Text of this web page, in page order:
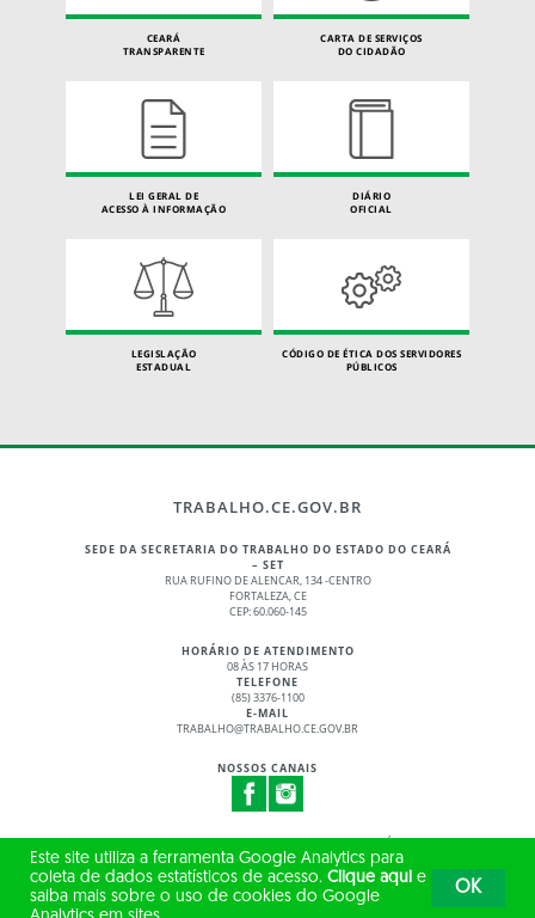
CEARÁ
TRANSPARENTE
CARTA DE SERVIÇOS
DO CIDADÃO
LEI GERAL DE
ACESSO À INFORMAÇÃO
DIÁRIO
OFICIAL
LEGISLAÇÃO
ESTADUAL
CÓDIGO DE ÉTICA DOS SERVIDORES
PÚBLICOS
TRABALHO.CE.GOV.BR
SEDE DA SECRETARIA DO TRABALHO DO ESTADO DO CEARÁ
– SET
RUA RUFINO DE ALENCAR, 134 -CENTRO
FORTALEZA, CE
CEP: 60.060-145
HORÁRIO DE ATENDIMENTO
08 ÀS 17 HORAS
TELEFONE
(85) 3376-1100
E-MAIL
TRABALHO@TRABALHO.CE.GOV.BR
NOSSOS CANAIS
© 2017 - 2026 – GOVERNO DO ESTADO DO CEARÁ
TODOS OS DIREITOS RESERVADOS
Este site utiliza a ferramenta Google Analytics para
coleta de dados estatísticos de acesso. Clique aqui e
saiba mais sobre o uso de cookies do Google
OK